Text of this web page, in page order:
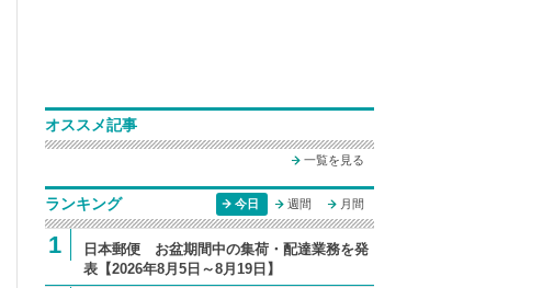
オススメ記事
一覧を見る
ランキング 今日 週間 月間
1
日本郵便 お盆期間中の集荷・配達業務を発
表【2026年8月5日～8月19日】